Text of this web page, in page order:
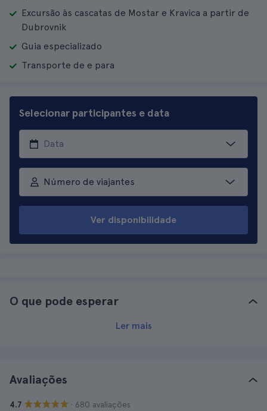
Excursão às cascatas de Mostar e Kravica a partir de
Dubrovnik
Guia especializado
Transporte de e para
Selecionar participantes e data
Número de viajantes
Ver disponibilidade
O que pode esperar
Ler mais
Avaliações
4.7 · 680 avaliações